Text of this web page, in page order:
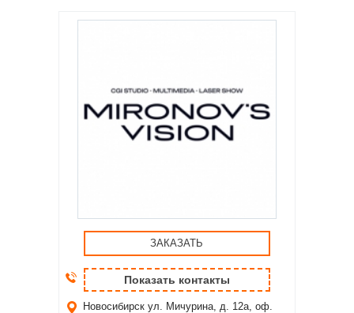
ЗАКАЗАТЬ
Показать контакты
Новосибирск ул. Мичурина, д. 12а, оф.